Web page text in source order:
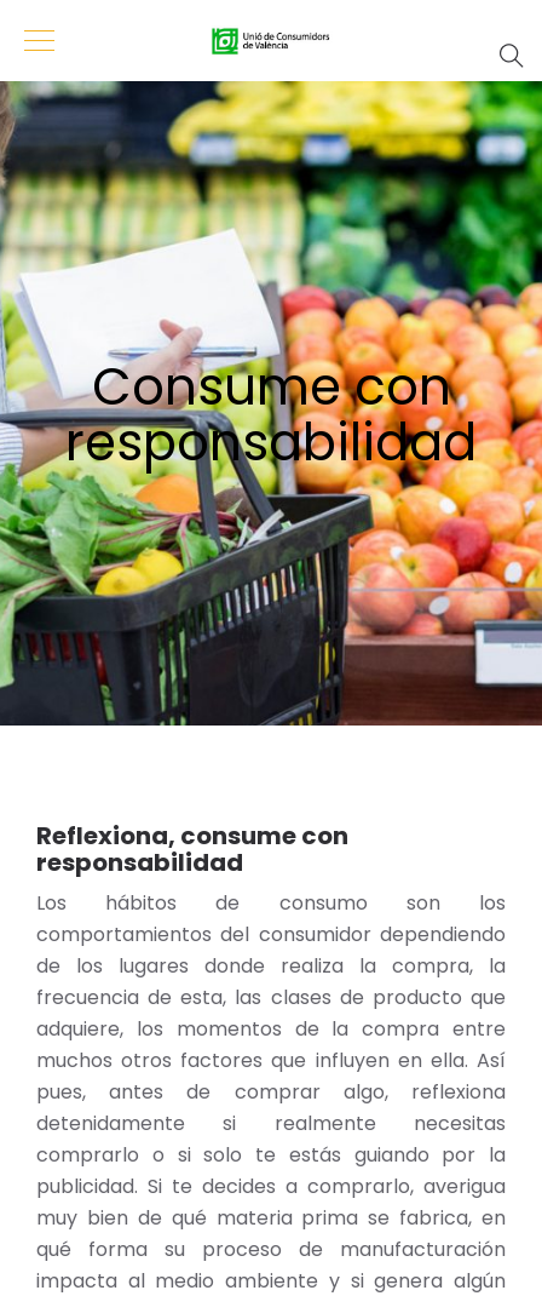
Consume con
responsabilidad
Reflexiona, consume con
responsabilidad
Los hábitos de consumo son los
comportamientos del consumidor dependiendo
de los lugares donde realiza la compra, la
frecuencia de esta, las clases de producto que
adquiere, los momentos de la compra entre
muchos otros factores que influyen en ella. Así
pues, antes de comprar algo, reflexiona
detenidamente si realmente necesitas
comprarlo o si solo te estás guiando por la
publicidad. Si te decides a comprarlo, averigua
muy bien de qué materia prima se fabrica, en
qué forma su proceso de manufacturación
impacta al medio ambiente y si genera algún